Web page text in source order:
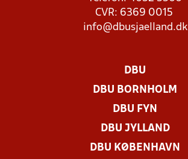
CVR: 6369 0015
info@dbusjaelland.dk
DBU
DBU BORNHOLM
DBU FYN
DBU JYLLAND
DBU KØBENHAVN